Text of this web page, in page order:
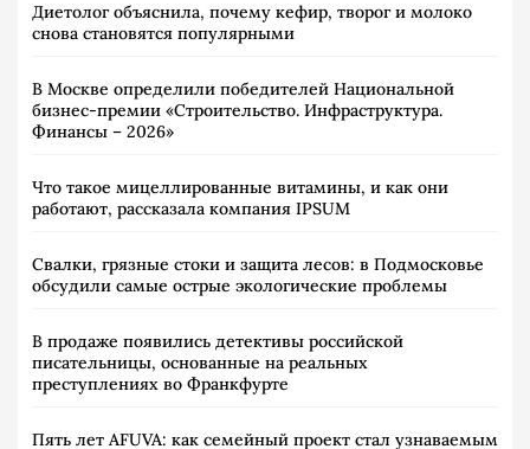
Диетолог объяснила, почему кефир, творог и молоко
снова становятся популярными
В Москве определили победителей Национальной
бизнес-премии «Строительство. Инфраструктура.
Финансы – 2026»
Что такое мицеллированные витамины, и как они
работают, рассказала компания IPSUM
Свалки, грязные стоки и защита лесов: в Подмосковье
обсудили самые острые экологические проблемы
В продаже появились детективы российской
писательницы, основанные на реальных
преступлениях во Франкфурте
Пять лет AFUVA: как семейный проект стал узнаваемым